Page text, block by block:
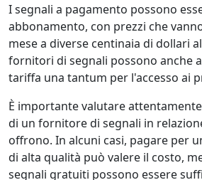
I segnali a pagamento possono
abbonamento, con prezzi che
mese a diverse centinaia di dollari
fornitori di segnali possono anche
tariffa una tantum per l'accesso ai
È importante valutare
di un fornitore di segnali in
offrono. In alcuni casi, pagare per
di alta qualità può valere il costo,
segnali gratuiti possono essere